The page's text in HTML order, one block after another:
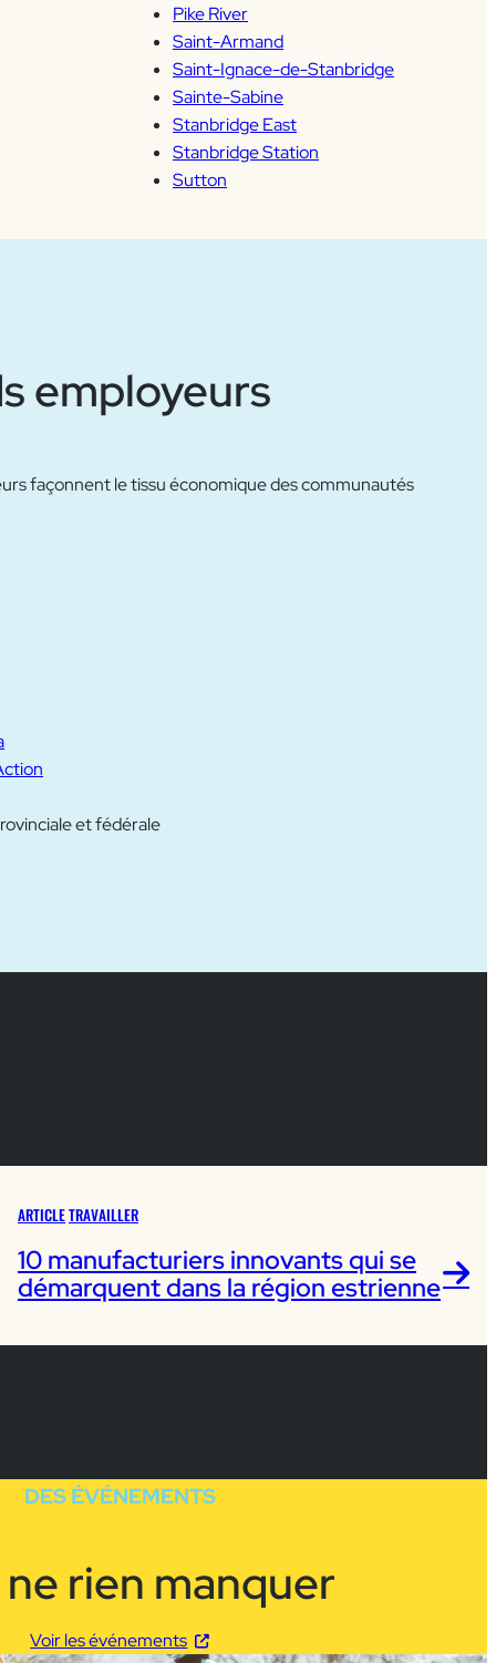
Pike River
Saint-Armand
Saint-Ignace-de-Stanbridge
Sainte-Sabine
Stanbridge East
Stanbridge Station
Sutton
employeurs
façonnent le tissu économique des communautés
et fédérale
ARTICLETRAVAILLER
10 manufacturiers innovants qui se
démarquent dans la région estrienne
DES ÉVÉNEMENTS
rien manquer
Voir les événements